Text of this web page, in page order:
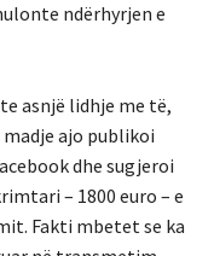
ndërhyrjen e
asnjë lidhje me të,
ajo publikoi
dhe sugjeroi
– 1800 euro – e
Fakti mbetet se ka